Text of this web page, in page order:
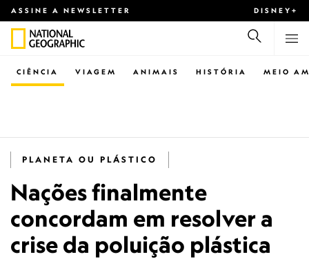
ASSINE A NEWSLETTER DISNEY+
CIÊNCIA VIAGEM ANIMAIS HISTÓRIA MEIO
PLANETA OU PLÁSTICO
Nações finalmente
concordam em resolver a
crise da poluição plástica